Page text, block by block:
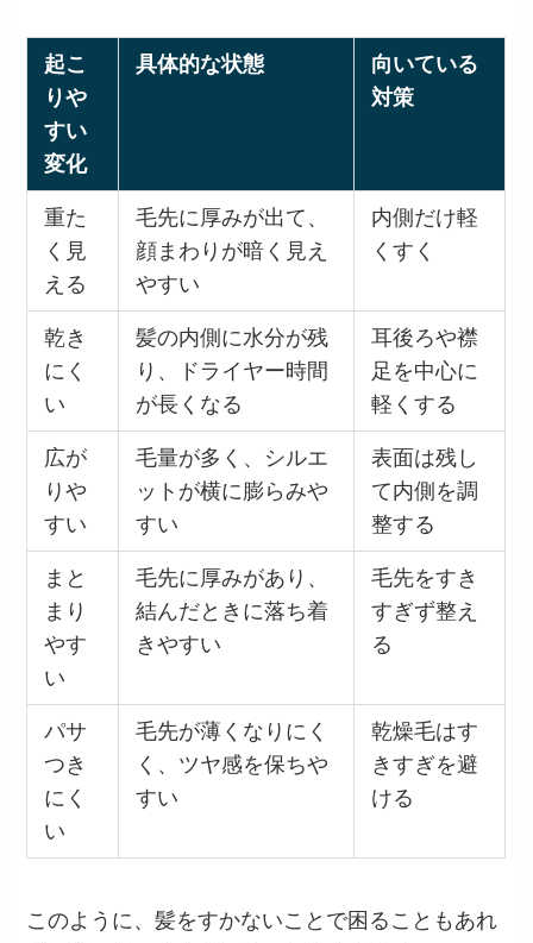
起こ
りや
すい
変化
具体的な状態
向いている
対策
重た
く見
える
毛先に厚みが出て、
顔まわりが暗く見え
やすい
内側だけ軽
くすく
乾き
にく
い
髪の内側に水分が残
り、ドライヤー時間
が長くなる
耳後ろや襟
足を中心に
軽くする
広が
りや
すい
毛量が多く、シルエ
ットが横に膨らみや
すい
表面は残し
て内側を調
整する
まと
まり
やす
い
毛先に厚みがあり、
結んだときに落ち着
きやすい
毛先をすき
すぎず整え
る
パサ
つき
にく
い
毛先が薄くなりにく
く、ツヤ感を保ちや
すい
乾燥毛はす
きすぎを避
ける
このように、髪をすかないことで困ることもあれ